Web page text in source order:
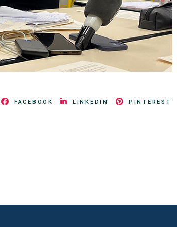
FACEBOOK LINKEDIN PINTEREST